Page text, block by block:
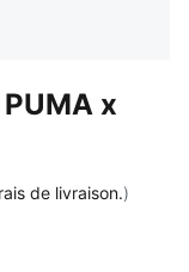
x
de livraison.)